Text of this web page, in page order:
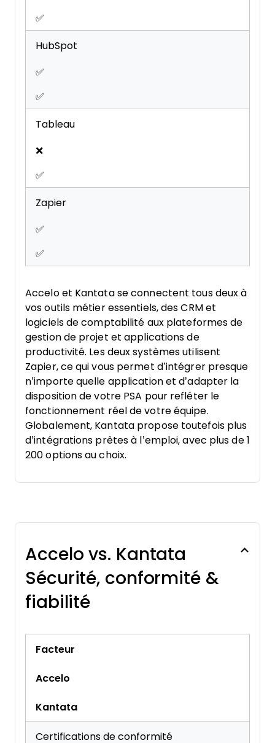
✅
HubSpot
✅
✅
Tableau
❌
✅
Zapier
✅
✅
Accelo et Kantata se connectent tous deux à
vos outils métier essentiels, des CRM et
logiciels de comptabilité aux plateformes de
gestion de projet et applications de
productivité. Les deux systèmes utilisent
Zapier, ce qui vous permet d’intégrer presque
n’importe quelle application et d’adapter la
disposition de votre PSA pour refléter le
fonctionnement réel de votre équipe.
Globalement, Kantata propose toutefois plus
d’intégrations prêtes à l’emploi, avec plus de 1
200 options au choix.
Accelo vs. Kantata
Sécurité, conformité &
fiabilité
Facteur
Accelo
Kantata
Certifications de conformité